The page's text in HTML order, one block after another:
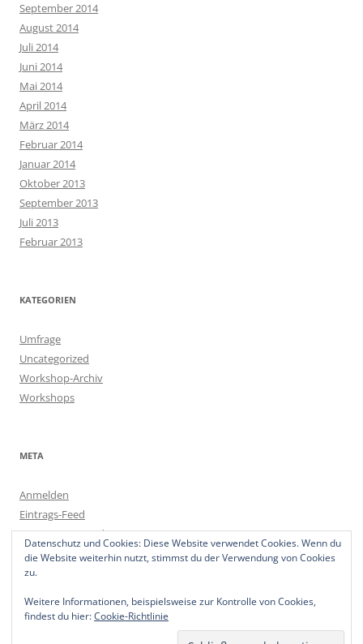
September 2014
August 2014
Juli 2014
Juni 2014
Mai 2014
April 2014
März 2014
Februar 2014
Januar 2014
Oktober 2013
September 2013
Juli 2013
Februar 2013
KATEGORIEN
Umfrage
Uncategorized
Workshop-Archiv
Workshops
META
Anmelden
Eintrags-Feed
Kommentar-Feed
WordPress.org
Datenschutz und Cookies: Diese Website verwendet Cookies. Wenn du
die Website weiterhin nutzt, stimmst du der Verwendung von Cookies
zu.
Weitere Informationen, beispielsweise zur Kontrolle von Cookies,
findest du hier:Cookie-Richtlinie